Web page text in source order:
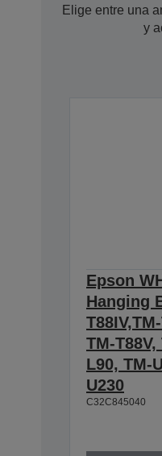
Elige entre una
y
Epson
Hanging
TM-
L90, TM-
U230
C32C845040